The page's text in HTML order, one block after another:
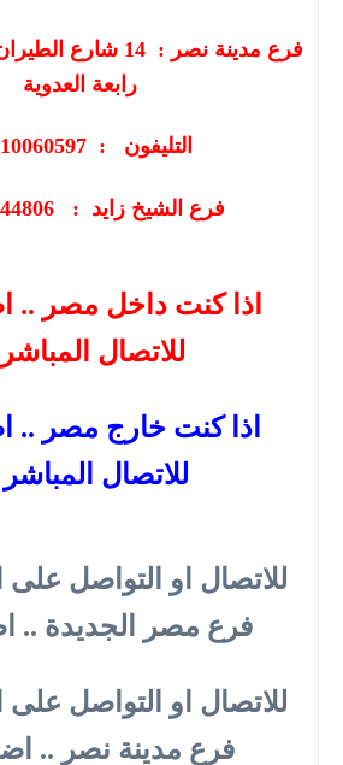
فرع مدينة نصر :14 شارع
رابعة العدوية
التليفون : 01110060597
فرع الشيخ زايد : 01210044806
اذا كنت داخل مصر ..
اذا كنت خارج مصر ..
للاتصال المباشر
للاتصال او التواصل على
فرع مصر الجديدة .. اضغط هنا
للاتصال او التواصل على